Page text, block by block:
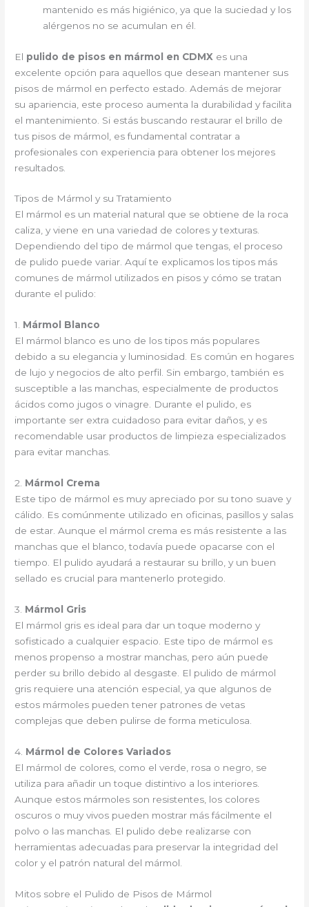
mantenido es más higiénico, ya que la suciedad y los
alérgenos no se acumulan en él.
El pulido de pisos en mármol en CDMX es una
excelente opción para aquellos que desean mantener sus
pisos de mármol en perfecto estado. Además de mejorar
su apariencia, este proceso aumenta la durabilidad y facilita
el mantenimiento. Si estás buscando restaurar el brillo de
tus pisos de mármol, es fundamental contratar a
profesionales con experiencia para obtener los mejores
resultados.
Tipos de Mármol y su Tratamiento
El mármol es un material natural que se obtiene de la roca
caliza, y viene en una variedad de colores y texturas.
Dependiendo del tipo de mármol que tengas, el proceso
de pulido puede variar. Aquí te explicamos los tipos más
comunes de mármol utilizados en pisos y cómo se tratan
durante el pulido:
1. Mármol Blanco
El mármol blanco es uno de los tipos más populares
debido a su elegancia y luminosidad. Es común en hogares
de lujo y negocios de alto perfil. Sin embargo, también es
susceptible a las manchas, especialmente de productos
ácidos como jugos o vinagre. Durante el pulido, es
importante ser extra cuidadoso para evitar daños, y es
recomendable usar productos de limpieza especializados
para evitar manchas.
2. Mármol Crema
Este tipo de mármol es muy apreciado por su tono suave y
cálido. Es comúnmente utilizado en oficinas, pasillos y salas
de estar. Aunque el mármol crema es más resistente a las
manchas que el blanco, todavía puede opacarse con el
tiempo. El pulido ayudará a restaurar su brillo, y un buen
sellado es crucial para mantenerlo protegido.
3. Mármol Gris
El mármol gris es ideal para dar un toque moderno y
sofisticado a cualquier espacio. Este tipo de mármol es
menos propenso a mostrar manchas, pero aún puede
perder su brillo debido al desgaste. El pulido de mármol
gris requiere una atención especial, ya que algunos de
estos mármoles pueden tener patrones de vetas
complejas que deben pulirse de forma meticulosa.
4. Mármol de Colores Variados
El mármol de colores, como el verde, rosa o negro, se
utiliza para añadir un toque distintivo a los interiores.
Aunque estos mármoles son resistentes, los colores
oscuros o muy vivos pueden mostrar más fácilmente el
polvo o las manchas. El pulido debe realizarse con
herramientas adecuadas para preservar la integridad del
color y el patrón natural del mármol.
Mitos sobre el Pulido de Pisos de Mármol